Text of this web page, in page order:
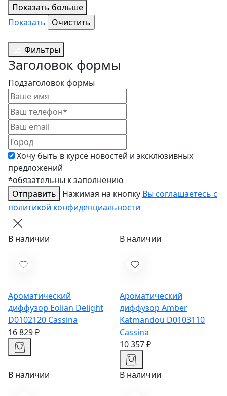
Показать больше
Показать
Фильтры
Заголовок формы
Подзаголовок формы
Хочу быть в курсе новостей и эксклюзивных
предложений
*обязательны к заполнению
Отправить
Нажимая на кнопку Вы соглашаетесь с
политикой конфиденциальности
В наличии
Ароматический
диффузор Eolian Delight
D0102120 Cassina
16 829 ₽
В наличии
Ароматический
диффузор Amber
Katmandou D0103110
Cassina
10 357 ₽
В наличии В наличии